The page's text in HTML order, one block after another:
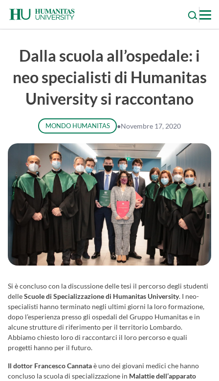
content
Dalla scuola all’ospedale: i
neo specialisti di Humanitas
University si raccontano
MONDO HUMANITAS ●Novembre 17, 2020
Si è concluso con la discussione delle tesi il percorso degli studenti
delleScuole di Specializzazione di Humanitas University. I neo-
specialisti hanno terminato negli ultimi giorni la loro formazione,
dopo l’esperienza presso gli ospedali del Gruppo Humanitas e in
alcune strutture di riferimento per il territorio Lombardo.
Abbiamo chiesto loro di raccontarci il loro percorso e quali
progetti hanno per il futuro.
Il dottor Francesco Cannataè uno dei giovani medici che hanno
concluso la scuola di specializzazione in Malattie dell’apparato